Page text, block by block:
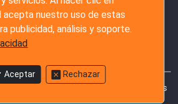
The Inspection Company Ltd. Todos los
acepta nuestro uso de estas
publicidad, análisis y soporte.
Aceptar Rechazar